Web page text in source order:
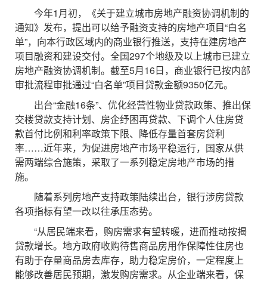
今年1月初，《关于建立城市房地产融资协调机制的
通知》发布，提出可以给予融资支持的房地产项目“白名
单”，向本行政区域内的商业银行推送，支持在建房地产
项目融资和建设交付。全国297个地级及以上城市已建立
房地产融资协调机制。截至5月16日，商业银行已按内部
审批流程审批通过“白名单”项目贷款金额9350亿元。
出台“金融16条”、优化经营性物业贷款政策、推出保
交楼贷款支持计划、房企纾困再贷款、下调个人住房贷
款首付比例和利率政策下限、降低存量首套房贷利
率……近年来，为促进房地产市场平稳运行，国家从供
需两端综合施策，采取了一系列稳定房地产市场的措
施。
随着系列房地产支持政策陆续出台，银行涉房贷款
各项指标有望一改以往承压态势。
“从居民端来看，购房需求有望转暖，进而推动按揭
贷款增长。地方政府收购待售商品房用作保障性住房也
有助于存量商品房去库存，助力稳定房价，一定程度上
能够改善居民预期，激发购房需求。从企业端来看，保